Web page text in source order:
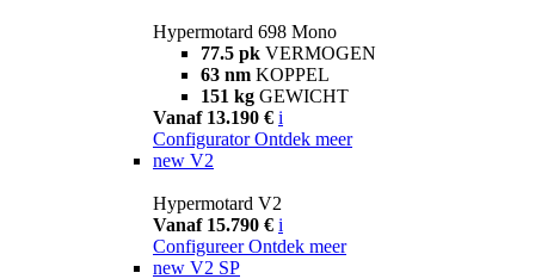
Hypermotard 698 Mono
77.5 pk VERMOGEN
63 nm KOPPEL
151 kg GEWICHT
Vanaf 13.190 € i
Configurator Ontdek meer
new V2
Hypermotard V2
Vanaf 15.790 € i
Configureer Ontdek meer
new V2 SP